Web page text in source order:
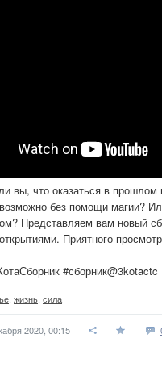
вы, что оказаться в
без помощи магии?
Представляем вам новый
Приятного
#сборник@3kotactc
жизнь сила
2020, 00:15